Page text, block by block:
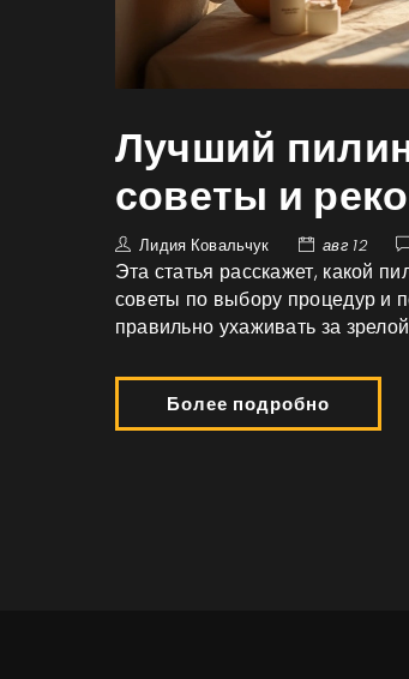
Лучший
советы и
Лидия Ковальчук авг 12
Эта статья расскажет, какой
советы по выбору процедур и
правильно ухаживать за
Более подробно